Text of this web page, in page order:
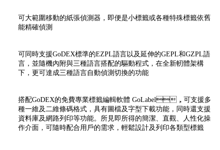
可大範圍移動的紙張偵測器，即便是小標籤或各種特殊標籤依舊
能精確偵測
可同時支援GoDEX標準的EZPL語言以及延伸的GEPL和GZPL語
言，並隨機內附與三種語言搭配的驅動程式，在全新軔體架構
下，更可達成三種語言自動偵測切換的功能
搭配GoDEX的免費專業標籤編輯軟體 GoLabel，可支援多
種一維及二維條碼格式，具有圖檔及字型下載功能，同時還支援
資料庫及網路列印等功能。所見即所得的簡潔、直觀、人性化操
作介面，可隨時配合用戶的需求，輕鬆設計及列印各類型標籤